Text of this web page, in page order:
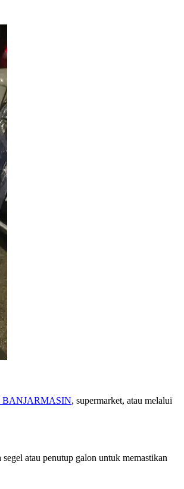
BANJARMASIN, supermarket, atau melalui
atau penutup galon untuk memastikan